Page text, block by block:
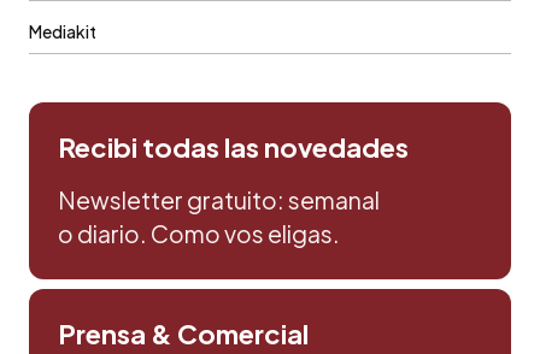
Mediakit
Recibi todas las novedades
Newsletter gratuito: semanal
o diario. Como vos eligas.
Prensa & Comercial